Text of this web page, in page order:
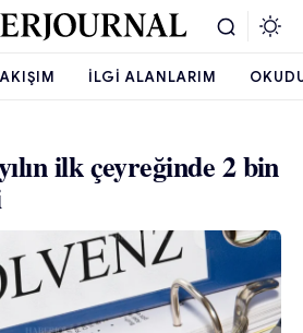
AKIŞIM İLGI ALANLARIM
ilk çeyreğinde 2 bin